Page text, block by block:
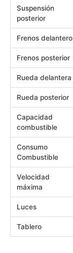
Suspensión
posterior
Frenos delantero
Frenos posterior
Rueda delantera
Rueda posterior
Capacidad
combustible
Consumo
Combustible
Velocidad
máxima
Luces
Tablero